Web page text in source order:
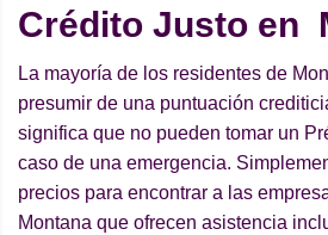
Crédito Justo en
La mayoría de los residentes de
presumir de una puntuación
significa que no pueden tomar un
caso de una emergencia.
precios para encontrar a las
Montana que ofrecen asistencia